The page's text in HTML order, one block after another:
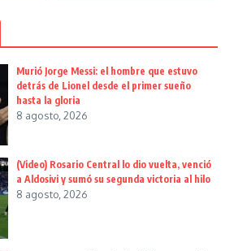
Murió Jorge Messi: el hombre que estuvo
detrás de Lionel desde el primer sueño
hasta la gloria
8 agosto, 2026
(Video) Rosario Central lo dio vuelta, venció
a Aldosivi y sumó su segunda victoria al hilo
8 agosto, 2026